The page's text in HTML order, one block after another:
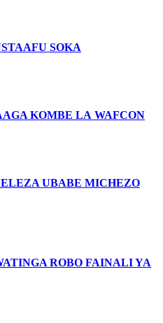
SOKA
KOMBE LA WAFCON
UBABE MICHEZO
ROBO FAINALI YA